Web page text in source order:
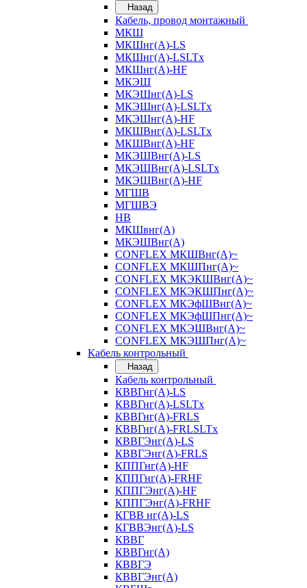
Назад
Кабель, провод монтажный
МКШ
МКШнг(А)-LS
МКШнг(А)-LSLTx
МКШнг(А)-HF
МКЭШ
МКЭШнг(А)-LS
МКЭШнг(А)-LSLTx
МКЭШнг(А)-HF
МКШВнг(A)-LSLTx
МКШВнг(А)-HF
МКЭШВнг(А)-LS
МКЭШВнг(A)-LSLTx
МКЭШВнг(А)-HF
МГШВ
МГШВЭ
НВ
МКШвнг(А)
МКЭШВнг(А)
CONFLEX МКШВнг(А)~
CONFLEX МКШПнг(А)~
CONFLEX МКЭКШВнг(А)~
CONFLEX МКЭКШПнг(А)~
CONFLEX МКЭфШВнг(А)~
CONFLEX МКЭфШПнг(А)~
CONFLEX МКЭШВнг(А)~
CONFLEX МКЭШПнг(А)~
Кабель контрольный
Назад
Кабель контрольный
КВВГнг(А)-LS
КВВГнг(А)-LSLTx
КВВГнг(А)-FRLS
КВВГнг(А)-FRLSLTx
КВВГЭнг(А)-LS
КВВГЭнг(А)-FRLS
КППГнг(А)-HF
КППГнг(А)-FRHF
КППГЭнг(А)-HF
КППГЭнг(А)-FRHF
КГВВ нг(А)-LS
КГВВЭнг(А)-LS
КВВГ
КВВГнг(А)
КВВГЭ
КВВГЭнг(А)